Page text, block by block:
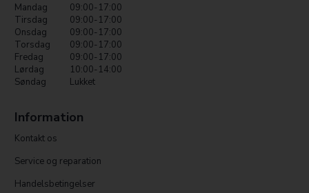
Mandag
09:00-17:00
Tirsdag
09:00-17:00
Onsdag
09:00-17:00
Torsdag
09:00-17:00
Fredag
09:00-17:00
Lørdag
10:00-14:00
Søndag
Lukket
Information
Kontakt os
Service og reparation
Handelsbetingelser